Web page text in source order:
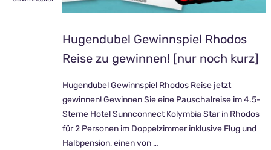
Hugendubel Gewinnspiel Rhodos
Reise zu gewinnen! [nur noch kurz]
Hugendubel Gewinnspiel Rhodos Reise jetzt
gewinnen! Gewinnen Sie eine Pauschalreise im 4.5-
Sterne Hotel Sunnconnect Kolymbia Star in Rhodos
für 2 Personen im Doppelzimmer inklusive Flug und
Halbpension, einen von …